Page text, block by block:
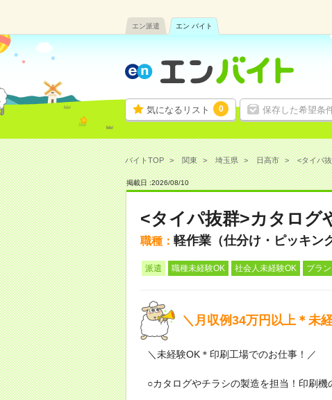
エン派遣 エン バイト
気になるリスト 0 保存した希望条
バイトTOP 関東 埼玉県 日高市 <タイパ
掲載日 :2026/08/10
<タイパ抜群>カタログ
職種： 軽作業（仕分け・ピッキン
派遣 職種未経験OK 社会人未経験OK ブラ
＼月収例34万円以上＊未
＼未経験OK＊印刷工場でのお仕事！／
○カタログやチラシの製造を担当！印刷